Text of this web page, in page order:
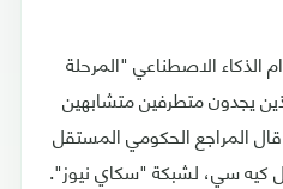
الذكاء الاصطناعي "المرحلة
يجدون متطرفين متشابهين
قال المراجع الحكومي المستقل
كيه سي، لشبكة "سكاي نيوز".